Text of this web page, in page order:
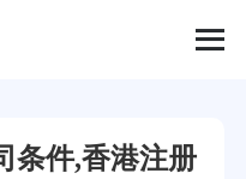
条件,香港注册